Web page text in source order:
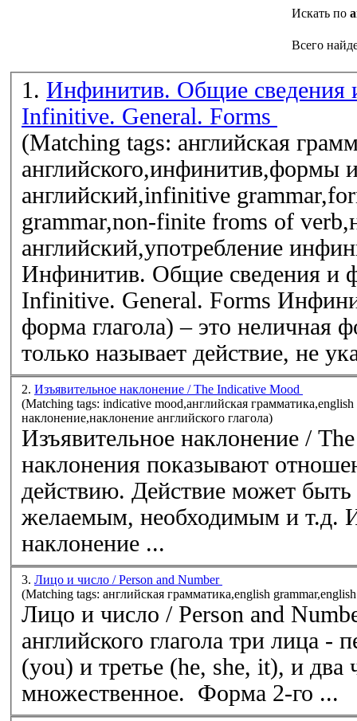
Искать по
Всего
1. Инфинитив. Общие сведения
Infinitive. General. Forms
(Matching tags: английская
английского,инфинитив,формы
английский,infinitive
grammar,non-finite froms of
английский,употребление
Инфинитив. Общие сведения и
Infinitive. General. Forms Инфинитив (неопределенная
форма глагола) – это неличная
только называет действие, не
2. Изъявительное наклонение / The Indicative Mood
(Matching tags: indicative mood,английская грамматика,english
наклонение,наклонение английского глагола)
Изъявительное наклонение /
наклонения показывают
действию. Действие может
желаемым, необходимым и т.д.
наклонение ...
3. Лицо и число / Person and Number
(Matching tags: английская грамматика,english
Лицо и число / Person and
английского глагола три лица -
(you) и третье (he, she, it), и два
множественное. Форма 2-го ...